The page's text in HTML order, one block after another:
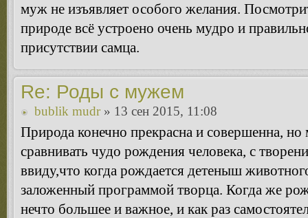
муж не изъявляет особого желания.
природе всё устроено очень мудро и
присутствии самца.
Re: Роды с мужем
bublik mudr» 13 сен 2015, 11:08
Природа конечно прекрасна и совершенна, но
сравнивать чудо рождения человека, с
ввиду,что когда рождается детеныш
заложенный программой творца. Когда же
нечто большее и важное, и как раз